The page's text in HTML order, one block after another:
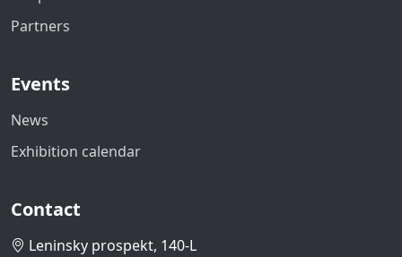
Partners
Events
News
Exhibition calendar
Contact
Leninsky prospekt, 140-L